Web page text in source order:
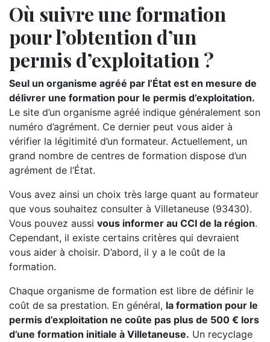
Où suivre une formation
pour l’obtention d’un
permis d’exploitation ?
Seul un organisme agréé par l’État est en mesure de
délivrer une formation pour le permis d’exploitation.
Le site d’un organisme agréé indique généralement son
numéro d’agrément. Ce dernier peut vous aider à
vérifier la légitimité d’un formateur. Actuellement, un
grand nombre de centres de formation dispose d’un
agrément de l’État.
Vous avez ainsi un choix très large quant au formateur
que vous souhaitez consulter à Villetaneuse (93430).
Vous pouvez aussi vous informer au CCI de la région.
Cependant, il existe certains critères qui devraient
vous aider à choisir. D’abord, il y a le coût de la
formation.
Chaque organisme de formation est libre de définir le
coût de sa prestation. En général, la formation pour le
permis d’exploitation ne coûte pas plus de 500 € lors
d’une formation initiale à Villetaneuse. Un recyclage